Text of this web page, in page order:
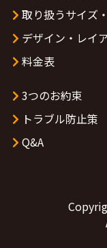
取り扱うサイズ
デザイン・レイ
料金表
3つのお約束
トラブル防止策
Q&A